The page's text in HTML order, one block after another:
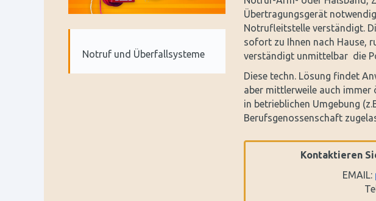
Notruf und Überfallsysteme
Übertragungsgerät
Notrufleitstelle verständigt.
sofort zu Ihnen nach Hause,
verständigt unmittelbar die
Diese techn. Lösung findet
aber mittlerweile auch
in betrieblichen Umgebung
Berufsgenossenschaft
Kontaktieren
EMAIL: